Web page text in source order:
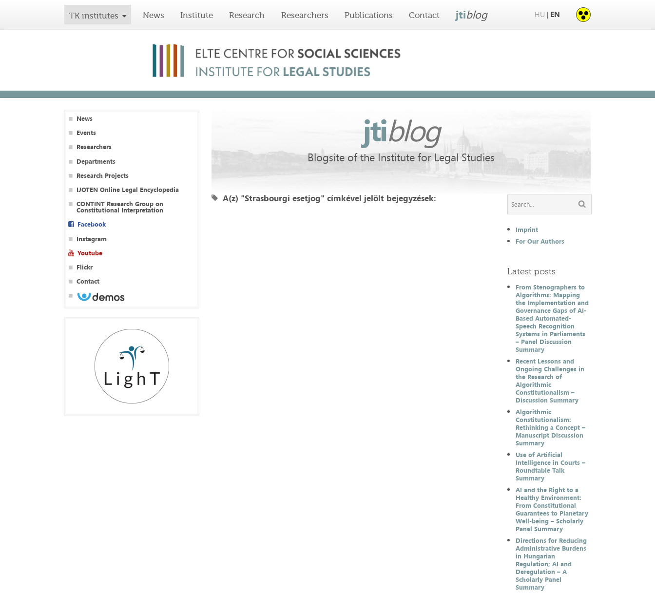
TK institutes News Institute Research Researchers Publications Contact jtiblog HU | EN
News
Events
Researchers
Departments
Research Projects
IJOTEN Online Legal Encyclopedia
CONTINT Research Group on
Constitutional Interpretation
Facebook
Instagram
Youtube
Flickr
Contact
jtiblog
Blogsite of the Institute for Legal Studies
A(z) "Strasbourgi esetjog" címkével jelölt bejegyzések:
Imprint
For Our Authors
Latest posts
From Stenographers to
Algorithms: Mapping
the Implementation and
Governance Gaps of AI-
Based Automated-
Speech Recognition
Systems in Parliaments
– Panel Discussion
Summary
Recent Lessons and
Ongoing Challenges in
the Research of
Algorithmic
Constitutionalism –
Discussion Summary
Algorithmic
Constitutionalism:
Rethinking a Concept –
Manuscript Discussion
Summary
Use of Artificial
Intelligence in Courts –
Roundtable Talk
Summary
AI and the Right to a
Healthy Environment:
From Constitutional
Guarantees to Planetary
Well-being – Scholarly
Panel Summary
Directions for Reducing
Administrative Burdens
in Hungarian
Regulation; AI and
Deregulation – A
Scholarly Panel
Summary